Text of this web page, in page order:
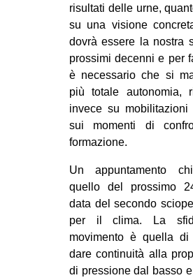
risultati delle urne,
su una visione
dovrà essere la nostra
prossimi decenni e per
è necessario che si
più totale autonomia,
invece su mobilitazioni
sui momenti di
formazione.
Un appuntamento
quello del prossimo
data del secondo
per il clima. La
movimento è quella di
dare continuità alla
di pressione dal basso